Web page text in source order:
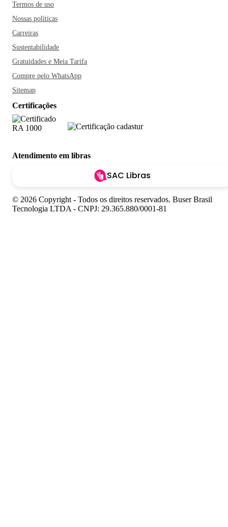
Termos de uso
Nossas políticas
Carreiras
Sustentabilidade
Gratuidades e Meia Tarifa
Compre pelo WhatsApp
Sitemap
Certificações
Atendimento em libras
SAC Libras
© 2026 Copyright - Todos os direitos reservados. Buser Brasil
Tecnologia LTDA - CNPJ: 29.365.880/0001-81